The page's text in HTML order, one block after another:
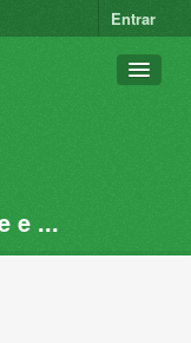
Entrar
e ...